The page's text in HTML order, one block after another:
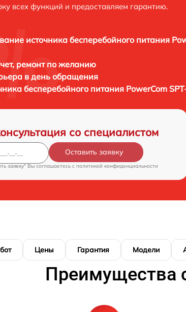
всех функций и предоставляем гарантию.
источника бесперебойного питания
ремонт по желанию
в день обращения
бесперебойного питания PowerCom
со специалистом
Оставить заявку
заявку" Вы соглашаетесь c политикой конфиденциальности
Цены Гарантия Модели
Преимущества